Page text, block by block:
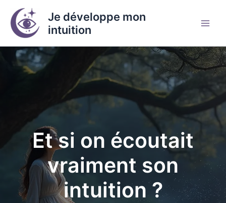
contenu
Je développe mon
intuition
Et si on écoutait
vraiment son
intuition ?